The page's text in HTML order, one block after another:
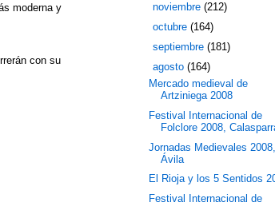
moderna y
con su
noviembre (212)
octubre (164)
septiembre (181)
agosto (164)
Mercado medieval de
Artziniega 2008
Festival Internacional de
Folclore 2008,
Jornadas Medievales 2008,
Ávila
El Rioja y los 5 Sentidos
Festival Internacional de